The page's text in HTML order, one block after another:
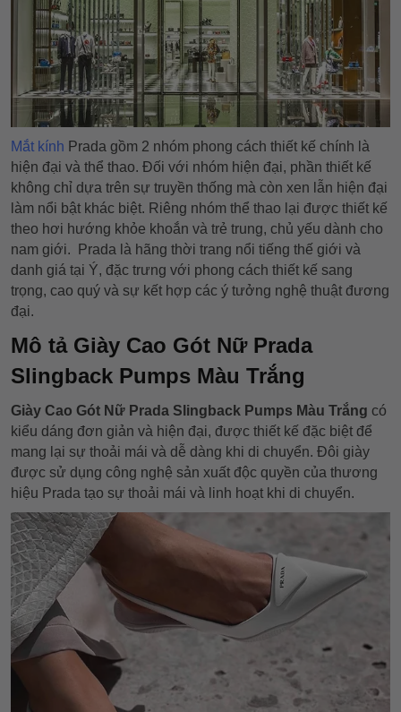
Mắt kính Prada gồm 2 nhóm phong cách thiết kế chính là
hiện đại và thể thao. Đối với nhóm hiện đại, phần thiết kế
không chỉ dựa trên sự truyền thống mà còn xen lẫn hiện đại
làm nổi bật khác biệt. Riêng nhóm thể thao lại được thiết kế
theo hơi hướng khỏe khoắn và trẻ trung, chủ yếu dành cho
nam giới. Prada là hãng thời trang nổi tiếng thế giới và
danh giá tại Ý, đặc trưng với phong cách thiết kế sang
trọng, cao quý và sự kết hợp các ý tưởng nghệ thuật đương
đại.
Mô tả Giày Cao Gót Nữ Prada
Slingback Pumps Màu Trắng
Giày Cao Gót Nữ Prada Slingback Pumps Màu Trắng có
kiểu dáng đơn giản và hiện đại, được thiết kế đặc biệt để
mang lại sự thoải mái và dễ dàng khi di chuyển. Đôi giày
được sử dụng công nghệ sản xuất độc quyền của thương
hiệu Prada tạo sự thoải mái và linh hoạt khi di chuyển.